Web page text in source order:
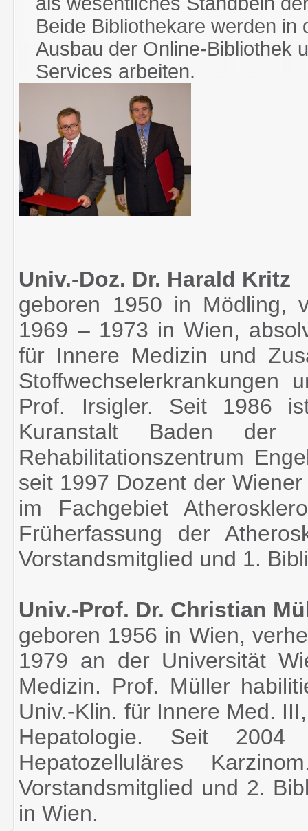
Beide Bibliothekare werden
Ausbau der Online-Bibliothek
Services arbeiten.
Univ.-Doz. Dr. Harald Kritz
geboren 1950 in Mödling,
1969 – 1973 in Wien,
für Innere Medizin und
Prof. Irsigler. Seit 1986
Kuranstalt Baden
Rehabilitationszentrum
seit 1997 Dozent der
im Fachgebiet
Früherfassung der
Vorstandsmitglied und 1.
Univ.-Prof. Dr. Christian
geboren 1956 in Wien,
1979 an der Universität
Medizin. Prof. Müller
Univ.-Klin. für Innere Med.
Hepatologie. Seit
Hepatozelluläres
Vorstandsmitglied und 2.
in Wien.